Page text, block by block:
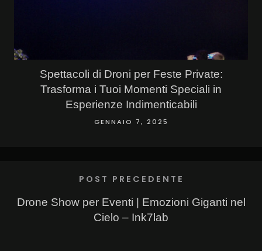
Spettacoli di Droni per Feste Private:
Trasforma i Tuoi Momenti Speciali in
Esperienze Indimenticabili
GENNAIO 7, 2025
POST PRECEDENTE
Drone Show per Eventi | Emozioni Giganti nel
Cielo – Ink7lab